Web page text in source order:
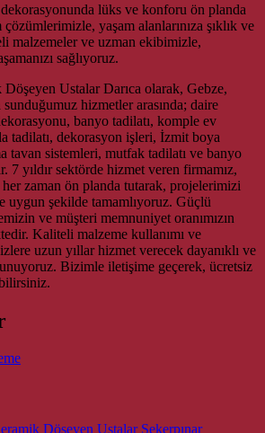
dekorasyonunda lüks ve konforu ön planda
yaşam alanlarınıza şıklık ve
malzemeler ve uzman ekibimizle,
sağlıyoruz.
Döşeyen Ustalar Darıca olarak, Gebze,
sunduğumuz hizmetler arasında; daire
banyo tadilatı, komple ev
tadilatı, dekorasyon işleri, İzmit boya
tavan sistemleri, mutfak tadilatı ve banyo
7 yıldır sektörde hizmet veren firmamız,
zaman ön planda tutarak, projelerimizi
uygun şekilde tamamlıyoruz. Güçlü
ve müşteri memnuniyet oranımızın
Kaliteli malzeme kullanımı ve
uzun yıllar hizmet verecek dayanıklı ve
Bizimle iletişime geçerek, ücretsiz